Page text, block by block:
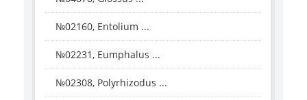
№02160, Entolium ...
№02231, Eumphalus ...
№02308, Polyrhizodus ...